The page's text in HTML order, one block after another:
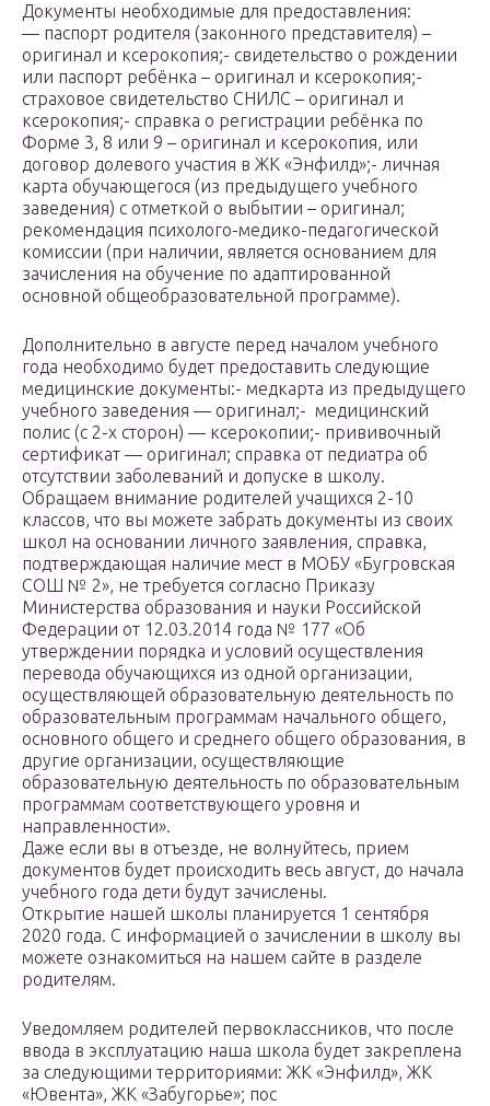
Документы необходимые для предоставления:
— паспорт родителя (законного представителя) –
оригинал и ксерокопия;- свидетельство о рождении
или паспорт ребёнка – оригинал и ксерокопия;-
страховое свидетельство СНИЛС – оригинал и
ксерокопия;- справка о регистрации ребёнка по
Форме 3, 8 или 9 – оригинал и ксерокопия, или
договор долевого участия в ЖК «Энфилд»;- личная
карта обучающегося (из предыдущего учебного
заведения) с отметкой о выбытии – оригинал;
рекомендация психолого-медико-педагогической
комиссии (при наличии, является основанием для
зачисления на обучение по адаптированной
основной общеобразовательной программе).
Дополнительно в августе перед началом учебного
года необходимо будет предоставить следующие
медицинские документы:- медкарта из предыдущего
учебного заведения — оригинал;- медицинский
полис (с 2-х сторон) — ксерокопии;- прививочный
сертификат — оригинал; справка от педиатра об
отсутствии заболеваний и допуске в школу.
Обращаем внимание родителей учащихся 2-10
классов, что вы можете забрать документы из своих
школ на основании личного заявления, справка,
подтверждающая наличие мест в МОБУ «Бугровская
СОШ № 2», не требуется согласно Приказу
Министерства образования и науки Российской
Федерации от 12.03.2014 года № 177 «Об
утверждении порядка и условий осуществления
перевода обучающихся из одной организации,
осуществляющей образовательную деятельность по
образовательным программам начального общего,
основного общего и среднего общего образования, в
другие организации, осуществляющие
образовательную деятельность по образовательным
программам соответствующего уровня и
направленности».
Даже если вы в отъезде, не волнуйтесь, прием
документов будет происходить весь август, до начала
учебного года дети будут зачислены.
Открытие нашей школы планируется 1 сентября
2020 года. С информацией о зачислении в школу вы
можете ознакомиться на нашем сайте в разделе
родителям.
Уведомляем родителей первоклассников, что после
ввода в эксплуатацию наша школа будет закреплена
за следующими территориями: ЖК «Энфилд», ЖК
«Ювента», ЖК «Забугорье»; пос